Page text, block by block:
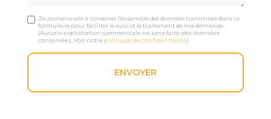
J'autorise ce site à conserver l'ensemble des données transmises dans ce
formulaire pour faciliter le suivi et le traitement de ma demande.
(Aucune exploitation commerciale ne sera faite des données
conservées. Voir notrepolitique de confidentialité)